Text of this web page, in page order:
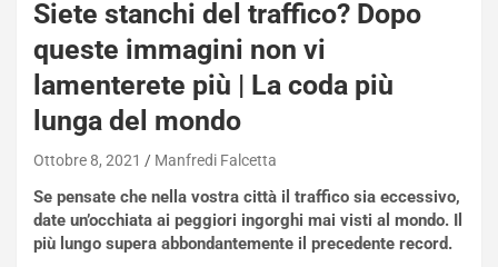
Siete stanchi del traffico? Dopo
queste immagini non vi
lamenterete più | La coda più
lunga del mondo
Ottobre 8, 2021 Manfredi Falcetta
Se pensate che nella vostra città il traffico sia eccessivo,
date un’occhiata ai peggiori ingorghi mai visti al mondo. Il
più lungo supera abbondantemente il precedente record.